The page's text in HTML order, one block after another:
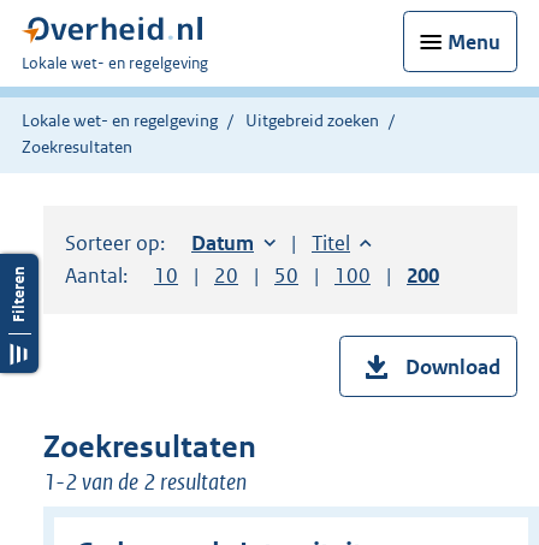
Menu
U
bent
hier:
Lokale wet- en regelgeving
Lokale wet- en regelgeving
Uitgebreid zoeken
Zoekresultaten
Sorteer op: Sorteer op:
Datum oplopendSorteer op:
Titel oplopend
Aantal:
Toon
10 resultaten per pagina
Toon
20 resultaten per pagina
Toon
50 resultaten per pagina
Toon
100 resultaten per
Toon
200
Download
Zoekresultaten
1-2 van de 2 resultaten